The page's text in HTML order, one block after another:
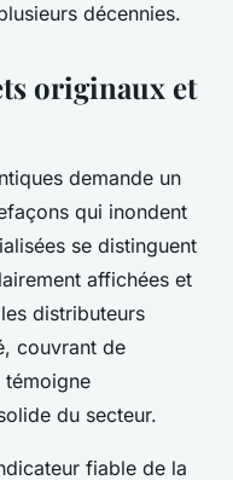
décennies.
originaux et
demande un
qui inondent
se distinguent
affichées et
distributeurs
couvrant de
du secteur.
fiable de la